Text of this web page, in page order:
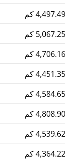
4,497.49 كم
5,067.25 كم
4,706.16 كم
4,451.35 كم
4,584.65 كم
4,808.90 كم
4,539.62 كم
4,364.22 كم